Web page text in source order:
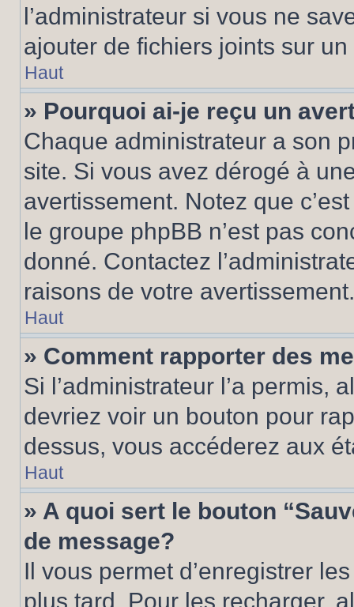
l’administrateur si vous ne
ajouter de fichiers joints sur un
Haut
» Pourquoi ai-je reçu un
Chaque administrateur a son
site. Si vous avez dérogé à
avertissement. Notez que
le groupe phpBB n’est pas
donné. Contactez
raisons de votre avertissement.
Haut
» Comment rapporter des
Si l’administrateur l’a permis,
devriez voir un bouton pour
dessus, vous accéderez aux
Haut
» A quoi sert le bouton
de message?
Il vous permet d’enregistrer
plus tard. Pour les recharger,